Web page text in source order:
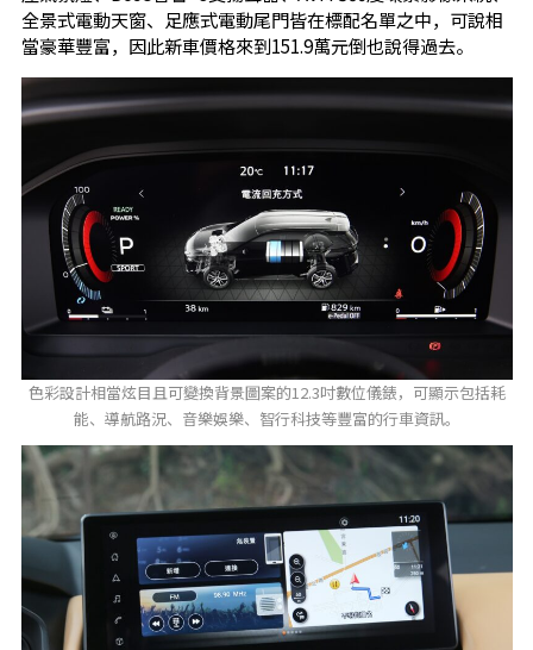
全景式電動天窗、足應式電動尾門皆在標配名單之中，可說相
當豪華豐富，因此新車價格來到151.9萬元倒也說得過去。
色彩設計相當炫目且可變換背景圖案的12.3吋數位儀錶，可顯示包括耗
能、導航路況、音樂娛樂、智行科技等豐富的行車資訊。